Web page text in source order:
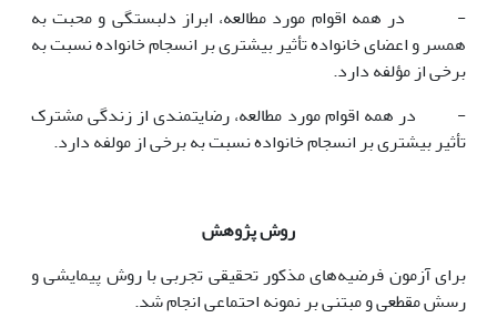
- در همه اقوام مورد مطالعه، ابراز دلبستگی و محبت به
همسر و اعضای خانواده تأثیر بیشتری بر انسجام خانواده نسبت به
برخی از مؤلفه دارد.
- در همه اقوام مورد مطالعه، رضایتمندی از زندگی مشترک
تأثیر بیشتری بر انسجام خانواده نسبت به برخی از مولفه دارد.
روش پژوهش
برای آزمون فرضیه‌های مذکور تحقیقی تجربی با روش پیمایشی و
رسش مقطعی و مبتنی بر نمونه احتماعی انجام شد.